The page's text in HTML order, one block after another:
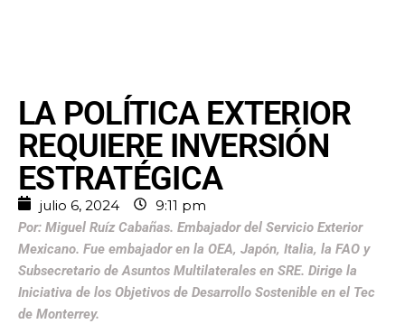
LA POLÍTICA EXTERIOR
REQUIERE INVERSIÓN
ESTRATÉGICA
julio 6, 2024 9:11 pm
Por: Miguel Ruíz Cabañas. Embajador del Servicio Exterior
Mexicano. Fue embajador en la OEA, Japón, Italia, la FAO y
Subsecretario de Asuntos Multilaterales en SRE. Dirige la
Iniciativa de los Objetivos de Desarrollo Sostenible en el Tec
de Monterrey.